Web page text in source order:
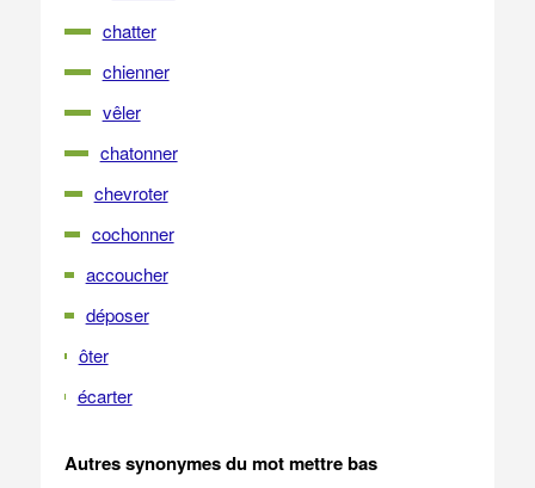
chatter
chienner
vêler
chatonner
chevroter
cochonner
accoucher
déposer
ôter
écarter
Autres synonymes du mot mettre bas